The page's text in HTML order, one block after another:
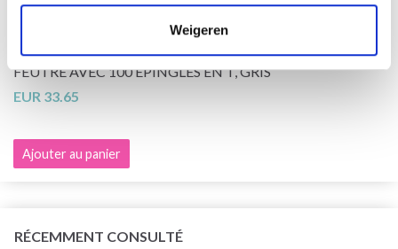
Weigeren
LINDEHOBBY TAPIS DE BLOCKING DANS UN SAC EN
FEUTRE AVEC 100 ÉPINGLES EN T, GRIS
EUR 33.65
Ajouter au panier
RÉCEMMENT CONSULTÉ